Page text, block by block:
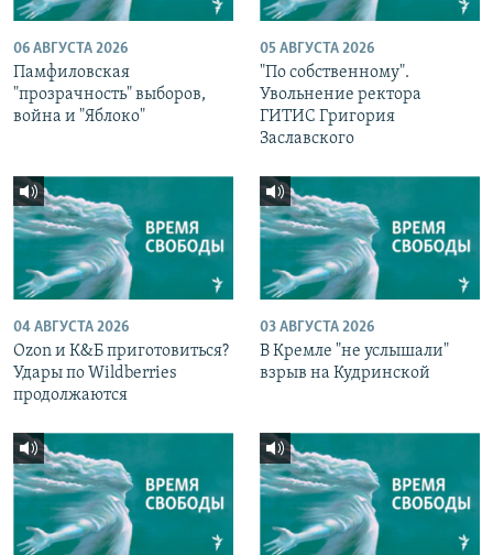
06 АВГУСТА 2026
Памфиловская
"прозрачность" выборов,
война и "Яблоко"
05 АВГУСТА 2026
"По собственному".
Увольнение ректора
ГИТИС Григория
Заславского
04 АВГУСТА 2026
Ozon и К&Б приготовиться?
Удары по Wildberries
продолжаются
03 АВГУСТА 2026
В Кремле "не услышали"
взрыв на Кудринской